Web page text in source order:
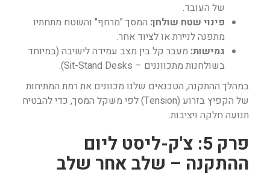
של העובד.
פינוי שטח שולחן: המסך "מרחף" והשטח מתחתיו
מתפנה לניירת או לציוד אחר.
גמישות: מעבר קל בין מצב עמידה לישיבה (במיוחד
בשולחנות מתכווננים – Sit-Stand Desks).
במהלך ההתקנה, הטכנאים שלנו מכוונים את רמת המתיחות
של הקפיץ בזרוע (Tension) לפי משקל המסך, כדי להבטיח
תנועה חלקה ויציבות.
פרק 5: צ'ק-ליסט ליום
ההתקנה – שלב אחר שלב